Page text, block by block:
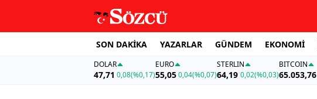
SON DAKİKA YAZARLAR GÜNDEM EKONOMİ
DOLAR
47,71 0,08(%0,17)
EURO
55,05 0,04(%0,07)
STERLIN
64,19 0,02(%0,03)
BITCOIN
65.053,76